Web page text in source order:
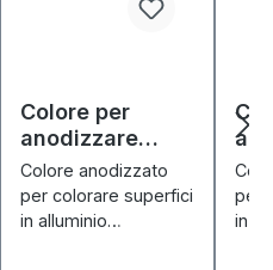
Colore per
anodizzare
"blu" (10 g)
Colore anodizzato
per colorare superfici
in alluminio
per
in